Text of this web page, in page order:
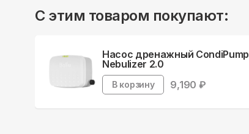
С этим товаром покупают:
Насос дренажный CondiPump
Nebulizer 2.0
В корзину 9,190 ₽